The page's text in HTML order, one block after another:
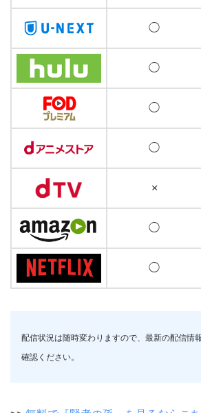
◯
◯
◯
◯
×
◯
◯
配信状況は随時変わりますので、最新の配信情
確認ください。